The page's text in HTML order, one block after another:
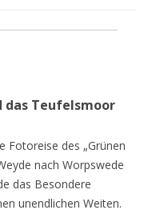
das Teufelsmoor
Fotoreise des „Grünen
nach Worpswede
das Besondere
unendlichen Weiten.